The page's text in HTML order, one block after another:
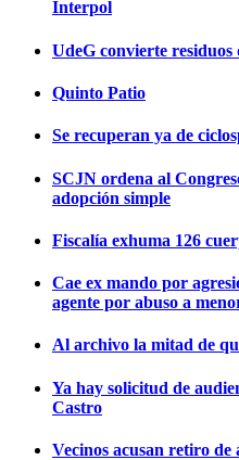
Interpol
UdeG convierte residuos
Quinto Patio
Se recuperan ya de
SCJN ordena al
adopción simple
Fiscalía exhuma 126
Cae ex mando por
agente por abuso a
Al archivo la mitad de
Ya hay solicitud de
Castro
Vecinos acusan retiro